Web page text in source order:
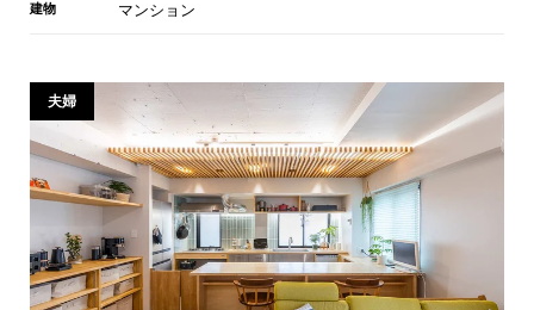
建物 マンション
夫婦